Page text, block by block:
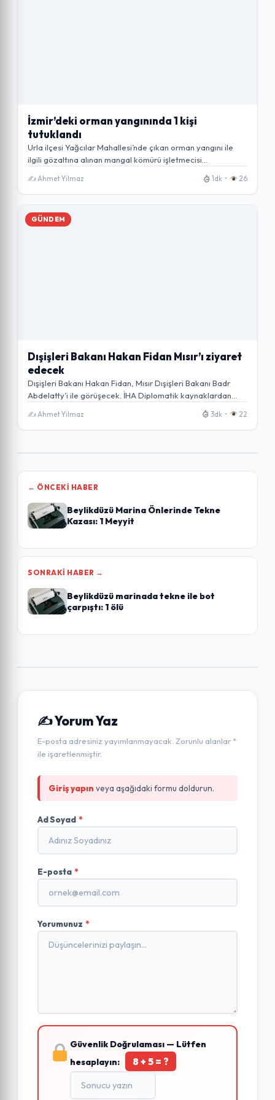
İzmir’deki orman yangınında 1 kişi
tutuklandı
Urla ilçesi Yağcılar Mahallesi’nde çıkan orman yangını ile
ilgili gözaltına alınan mangal kömürü işletmecisi…
✍️ Ahmet Yilmaz 1dk • 26
GÜNDEM
Dışişleri Bakanı Hakan Fidan Mısır’ı ziyaret
edecek
Dışişleri Bakanı Hakan Fidan, Mısır Dışişleri Bakanı Badr
Abdelatty’i ile görüşecek. İHA Diplomatik kaynaklardan…
✍️ Ahmet Yilmaz 3dk • 22
← ÖNCEKI HABER
Beylikdüzü Marina Önlerinde Tekne
Kazası: 1 Meyyit
SONRAKI HABER →
Beylikdüzü marinada tekne ile bot
çarpıştı: 1 ölü
✍️ Yorum Yaz
E-posta adresiniz yayımlanmayacak. Zorunlu alanlar *
ile işaretlenmiştir.
Giriş yapın veya aşağıdaki formu doldurun.
Ad Soyad *
E-posta *
Yorumunuz *
Güvenlik Doğrulaması — Lütfen
hesaplayın:
8 + 5 = ?